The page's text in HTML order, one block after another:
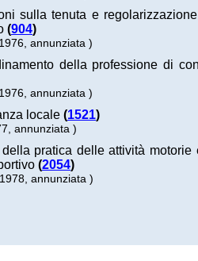
sulla tenuta e
(904)
annunziata )
della professione di
annunziata )
locale (1521)
annunziata )
pratica delle attività motorie
(2054)
annunziata )